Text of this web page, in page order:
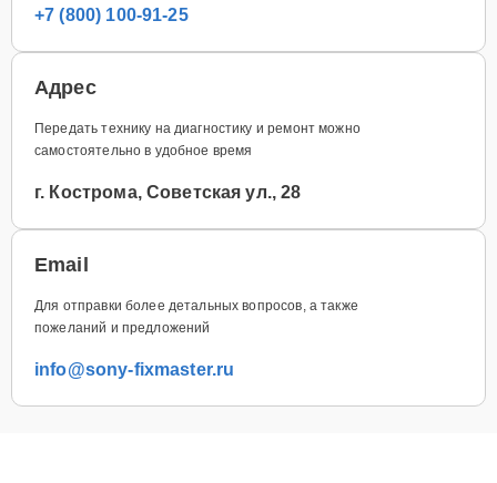
+7 (800) 100-91-25
Адрес
Передать технику на диагностику и ремонт можно
самостоятельно в удобное время
г. Кострома, Советская ул., 28
Email
Для отправки более детальных вопросов, а также
пожеланий и предложений
info@sony-fixmaster.ru